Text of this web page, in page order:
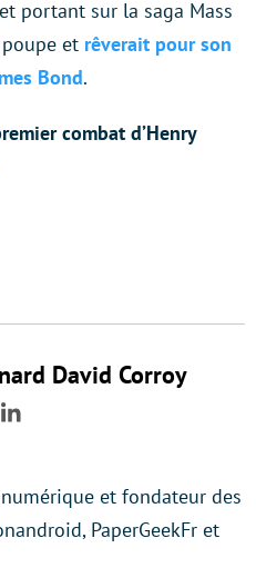
portant sur la saga Mass
et rêverait pour son
Bond.
combat d’Henry
David Corroy
LinkedIn
et fondateur des
PaperGeekFr et